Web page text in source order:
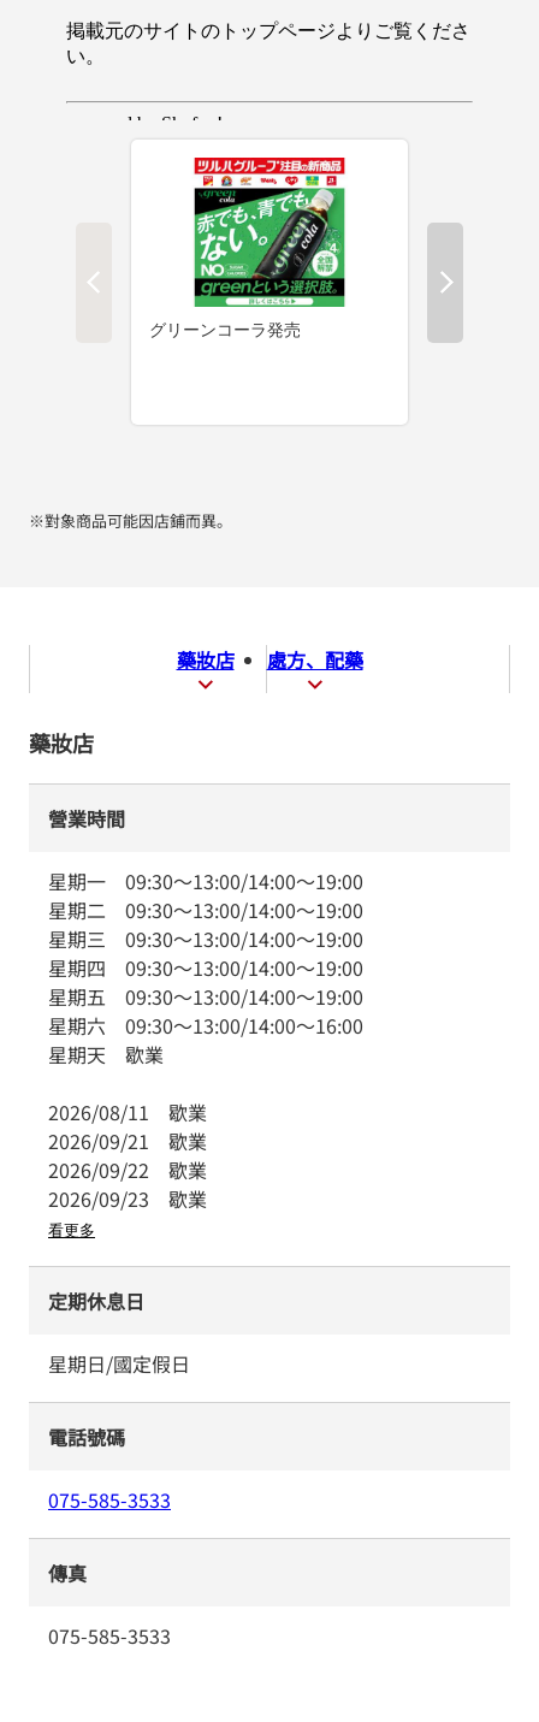
※對象商品可能因店鋪而異。
藥妝店 處方、配藥
藥妝店
營業時間
星期一 09:30～13:00/14:00～19:00
星期二 09:30～13:00/14:00～19:00
星期三 09:30～13:00/14:00～19:00
星期四 09:30～13:00/14:00～19:00
星期五 09:30～13:00/14:00～19:00
星期六 09:30～13:00/14:00～16:00
星期天 歇業
2026/08/11 歇業
2026/09/21 歇業
2026/09/22 歇業
2026/09/23 歇業
看更多
定期休息日
星期日/國定假日
電話號碼
075-585-3533
傳真
075-585-3533